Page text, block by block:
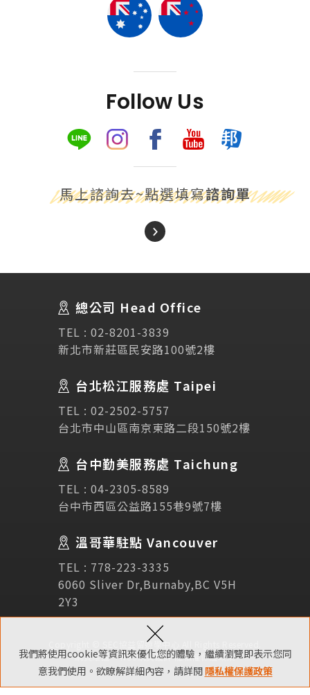
我們將使用cookie等資訊來優化您的體驗，繼續瀏覽即表示您同
意我們使用。欲瞭解詳細內容，請詳閱 隱私權保護政策
×
諮詢表單
立即諮詢
About Us 關於我們
講座活動
Testimonial 學生推薦
Links 相關連結
Follow Us
馬上諮詢去~點選填寫諮詢單
總公司 Head Office
TEL : 02-8201-3839
新北市新莊區民安路100號2樓
台北松江服務處 Taipei
TEL : 02-2502-5757
台北市中山區南京東路二段150號2樓
台中勤美服務處 Taichung
TEL : 04-2305-8589
台中市西區公益路155巷9號7樓
溫哥華駐點 Vancouver
TEL : 778-223-3335
6060 Sliver Dr,Burnaby,BC V5H
2Y3
Copyright © SEC協益留遊學中心 All Rights Reserved.
網頁維護 ：NSC網頁設計 隱私權保護政策